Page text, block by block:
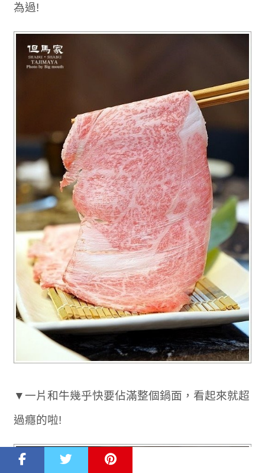
為過!
▼一片和牛幾乎快要佔滿整個鍋面，看起來就超
過癮的啦!